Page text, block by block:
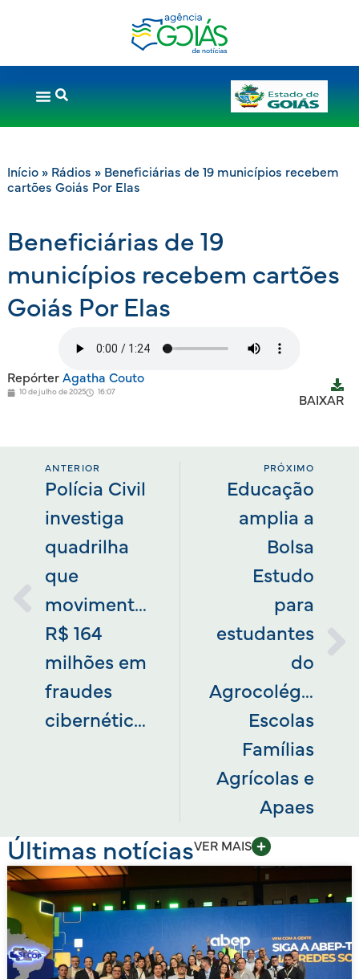
Início» Rádios » Beneficiárias de 19 municípios recebem
cartões Goiás Por Elas
Beneficiárias de 19
municípios recebem cartões
Goiás Por Elas
RepórterAgatha Couto
10 de julho de 2025 16:07
BAIXAR
ANTERIOR
Polícia Civil
investiga
quadrilha
que
movimentou
R$ 164
milhões em
fraudes
cibernéticas
PRÓXIMO
Educação
amplia a
Bolsa
Estudo
para
estudantes
do
Agrocolégio,
Escolas
Famílias
Agrícolas e
Apaes
Últimas notíciasVER MAIS